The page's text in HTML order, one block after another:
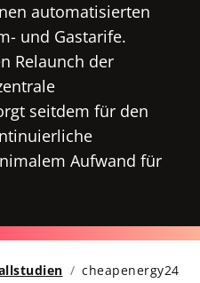
automatisierten
und Gastarife.
Relaunch der
seitdem für den
Aufwand für
cheapenergy24